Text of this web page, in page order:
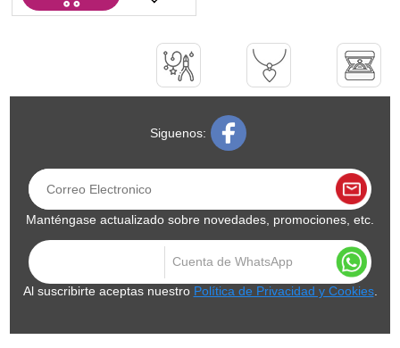
Siguenos:
Manténgase actualizado sobre novedades, promociones, etc.
Al suscribirte aceptas nuestro Política de Privacidad y Cookies.